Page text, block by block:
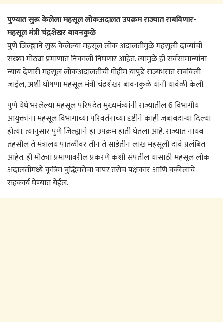
पुण्यात सुरू केलेला महसूल लोकअदालत उपक्रम राज्यात राबविणार-
महसूल मंत्री चंद्रशेखर बावनकुळे
पुणे जिल्ह्याने सुरू केलेल्या महसूल लोक अदालतीमुळे महसूली दाव्यांची
संख्या मोठ्या प्रमाणात निकाली निघणार आहेत. त्यामुळे ही सर्वसामान्यांना
न्याय देणारी महसूल लोकअदालतीची मोहीम यापुढे राज्यभरात राबविली
जाईल, अशी घोषणा महसूल मंत्री चंद्रशेखर बावनकुळे यांनी यावेळी केली.
पुणे येथे भरलेल्या महसूल परिषदेत मुख्यमंत्र्यांनी राज्यातील 6 विभागीय
आयुक्तांना महसूल विभागाच्या परिवर्तनाच्या दृष्टीने काही जबाबदाऱ्या दिल्या
होत्या. त्यानुसार पुणे जिल्ह्याने हा उपक्रम हाती घेतला आहे. राज्यात नायब
तहसील ते मंत्रालय पातळीवर तीन ते साडेतीन लाख महसूली दावे प्रलंबित
आहेत. ही मोठ्या प्रमाणावरील प्रकरणे कशी संपतील यासाठी महसूल लोक
अदालतीमध्ये कृत्रिम बुद्धिमत्तेचा वापर तसेच पक्षकार आणि वकीलांचे
सहकार्य घेण्यात येईल.